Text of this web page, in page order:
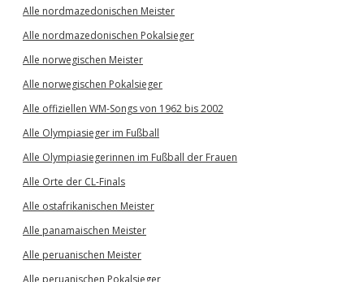
Alle nordmazedonischen Meister
Alle nordmazedonischen Pokalsieger
Alle norwegischen Meister
Alle norwegischen Pokalsieger
Alle offiziellen WM-Songs von 1962 bis 2002
Alle Olympiasieger im Fußball
Alle Olympiasiegerinnen im Fußball der Frauen
Alle Orte der CL-Finals
Alle ostafrikanischen Meister
Alle panamaischen Meister
Alle peruanischen Meister
Alle peruanischen Pokalsieger